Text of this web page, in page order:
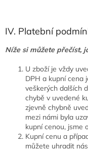
IV. Platební
Níže si můžete přečíst,
U zboží je vždy
DPH a kupní cena
veškerých dalších
chybě v uvedené
zjevně chybně
mezi námi byla
kupní cenou, jsme
Kupní cenu a
můžete uhradit